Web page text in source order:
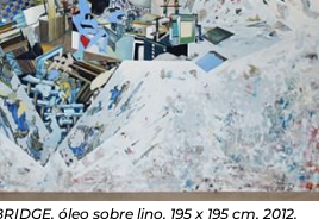
óleo sobre lino, 195 x 195 cm, 2012.